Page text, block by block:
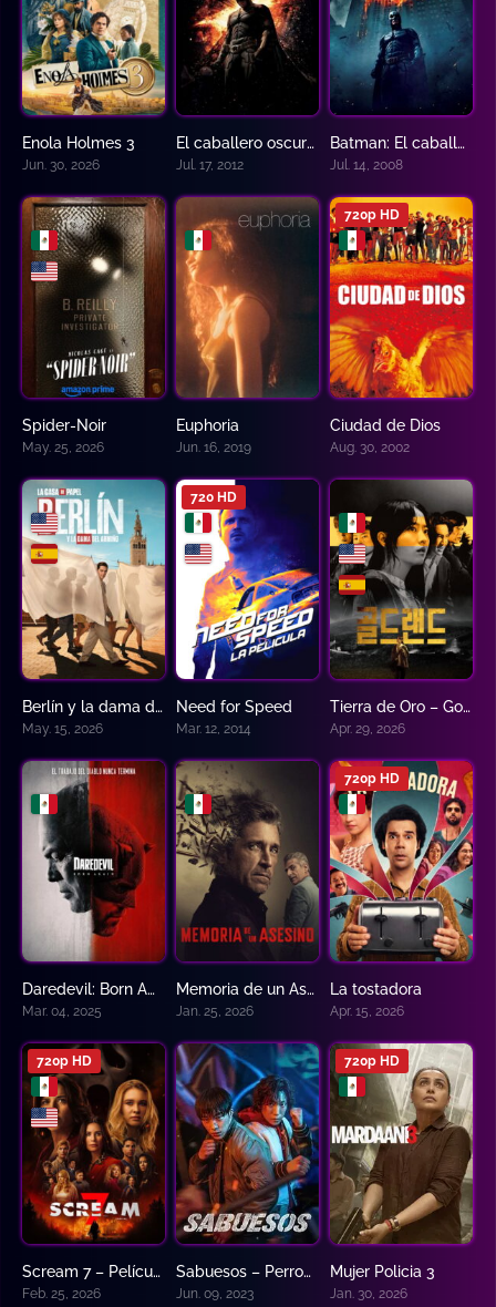
Enola Holmes 3
Jun. 30, 2026
8.4El caballero oscuro: La leyenda renace
Jul. 17, 2012
9
Batman: El caballero oscuro
Jul. 14, 2008
Spider-Noir
May. 25, 2026
Euphoria
Jun. 16, 2019
720p HD
Ciudad de Dios
Aug. 30, 2002
5.714Berlín y la dama del armiño
May. 15, 2026
720 HD
Need for Speed
Mar. 12, 2014
9Tierra de Oro – Gold Land
Apr. 29, 2026
8.9
Daredevil: Born Again
Mar. 04, 2025
7.7Memoria de un Asesino
Jan. 25, 2026
720p HD
La tostadora
Apr. 15, 2026
6.0
720p HD
Scream 7 – Película 2026
Feb. 25, 2026
8.306
Sabuesos – Perros De Caza
Jun. 09, 2023
720p HD
Mujer Policia 3
Jan. 30, 2026